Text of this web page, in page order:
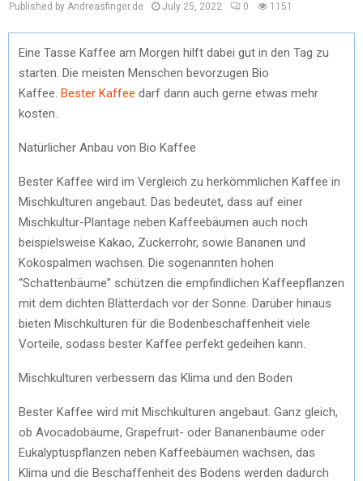
Published by Andreasfinger.de July 25, 2022 0 1151
Eine Tasse Kaffee am Morgen hilft dabei gut in den Tag zu
starten. Die meisten Menschen bevorzugen Bio
Kaffee. Bester Kaffee darf dann auch gerne etwas mehr
kosten.
Natürlicher Anbau von Bio Kaffee
Bester Kaffee wird im Vergleich zu herkömmlichen Kaffee in
Mischkulturen angebaut. Das bedeutet, dass auf einer
Mischkultur-Plantage neben Kaffeebäumen auch noch
beispielsweise Kakao, Zuckerrohr, sowie Bananen und
Kokospalmen wachsen. Die sogenannten hohen
“Schattenbäume” schützen die empfindlichen Kaffeepflanzen
mit dem dichten Blätterdach vor der Sonne. Darüber hinaus
bieten Mischkulturen für die Bodenbeschaffenheit viele
Vorteile, sodass bester Kaffee perfekt gedeihen kann.
Mischkulturen verbessern das Klima und den Boden
Bester Kaffee wird mit Mischkulturen angebaut. Ganz gleich,
ob Avocadobäume, Grapefruit- oder Bananenbäume oder
Eukalyptuspflanzen neben Kaffeebäumen wachsen, das
Klima und die Beschaffenheit des Bodens werden dadurch